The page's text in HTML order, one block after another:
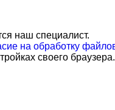
наш специалист.
на обработку
своего браузера.